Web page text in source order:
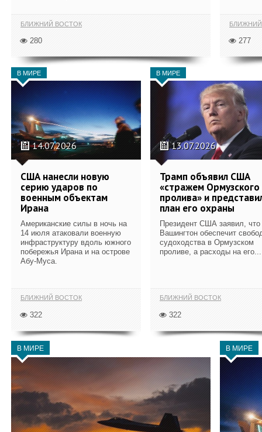
БЛИЖНИЙ ВОСТОК
280 277
В МИРЕ
14.07.2026
США нанесли новую
серию ударов по
военным объектам
Ирана
Американские силы в ночь на
14 июля атаковали военную
инфраструктуру вдоль южного
побережья Ирана и на острове
Абу-Муса.
БЛИЖНИЙ ВОСТОК
322
В МИРЕ
13.07.2026
Трамп объявил США
«стражем Ормузского
пролива» и
план его охраны
Президент США заявил, что
Вашингтон обеспечит
судоходства в Ормузском
проливе, а расходы на его...
БЛИЖНИЙ ВОСТОК
322
В МИРЕ В МИРЕ